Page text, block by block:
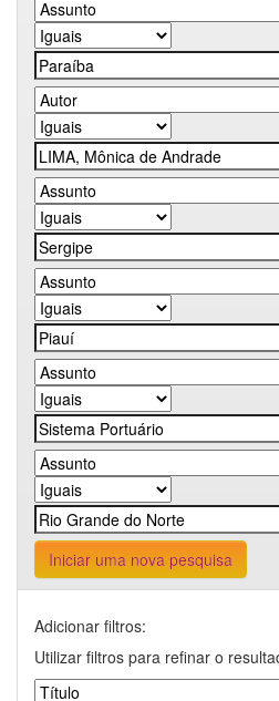
Iniciar uma nova pesquisa
Adicionar filtros:
Utilizar filtros para refinar o